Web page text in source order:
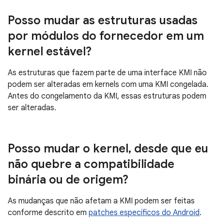
Posso mudar as estruturas usadas
por módulos do fornecedor em um
kernel estável?
As estruturas que fazem parte de uma interface KMI não
podem ser alteradas em kernels com uma KMI congelada.
Antes do congelamento da KMI, essas estruturas podem
ser alteradas.
Posso mudar o kernel, desde que eu
não quebre a compatibilidade
binária ou de origem?
As mudanças que não afetam a KMI podem ser feitas
conforme descrito em patches específicos do Android.